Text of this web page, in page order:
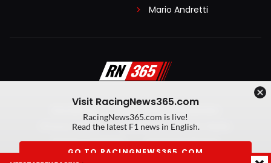
Mario Andretti
Algemene voorwaarden
Privacy Policy
Created by On Your Marks
Privacy manager
Kansspeluitingen
Visit RacingNews365.com
RacingNews365.com is live!
Read the latest F1 news in English.
GO TO RACINGNEWS365.COM